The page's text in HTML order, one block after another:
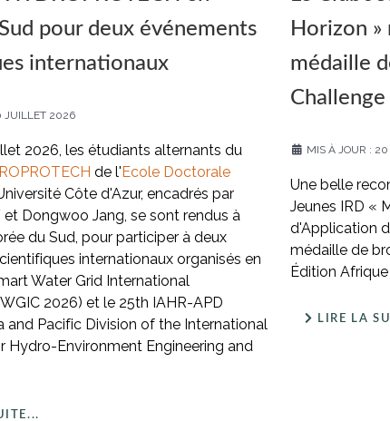
pour deux événements
internationaux
JUILLET 2026
2026, les étudiants alternants du
de l'Ecole Doctorale
Côte d'Azur, encadrés par
et Dongwoo Jang, se sont rendus à
du Sud, pour participer à deux
internationaux organisés en
Water Grid International
2026) et le 25th IAHR-APD
and Pacific Division of the International
Hydro-Environment Engineering and
Horizon »
médaille
MIS À JOUR :
Une belle
Jeunes IRD «
d'Application
médaille de
Édition
LIRE LA